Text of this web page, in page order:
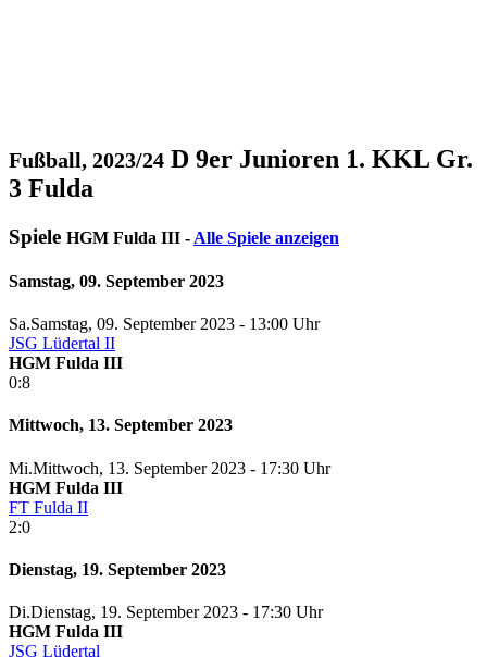
Fußball, 2023/24 D 9er Junioren 1. KKL Gr.
3 Fulda
Spiele HGM Fulda III - Alle Spiele anzeigen
Samstag, 09. September 2023
Sa.Samstag, 09. September 2023 - 13:00 Uhr
JSG Lüdertal II
HGM Fulda III
0:8
Mittwoch, 13. September 2023
Mi.Mittwoch, 13. September 2023 - 17:30 Uhr
HGM Fulda III
FT Fulda II
2:0
Dienstag, 19. September 2023
Di.Dienstag, 19. September 2023 - 17:30 Uhr
HGM Fulda III
JSG Lüdertal